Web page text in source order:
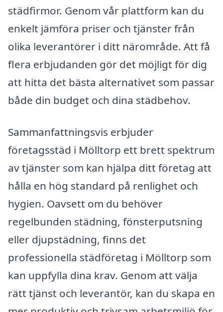
städfirmor. Genom vår plattform kan du
enkelt jämföra priser och tjänster från
olika leverantörer i ditt närområde. Att få
flera erbjudanden gör det möjligt för dig
att hitta det bästa alternativet som passar
både din budget och dina städbehov.
Sammanfattningsvis erbjuder
företagsstäd i Mölltorp ett brett spektrum
av tjänster som kan hjälpa ditt företag att
hålla en hög standard på renlighet och
hygien. Oavsett om du behöver
regelbunden städning, fönsterputsning
eller djupstädning, finns det
professionella städföretag i Mölltorp som
kan uppfylla dina krav. Genom att välja
rätt tjänst och leverantör, kan du skapa en